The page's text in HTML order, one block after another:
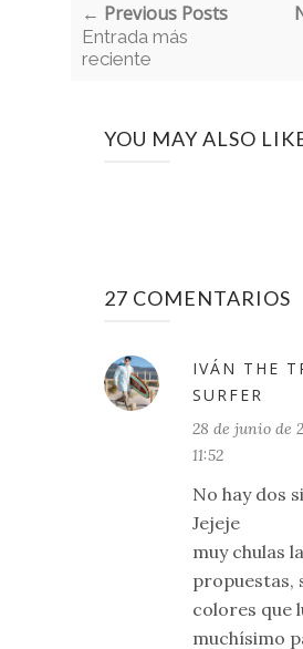
← Previous Posts
Entrada más
reciente
YOU MAY ALSO
27 COMENTARIOS
IVÁN THE
SURFER
28 de junio de
11:52
No hay dos
Jejeje
muy chulas
propuestas,
colores que
muchísimo